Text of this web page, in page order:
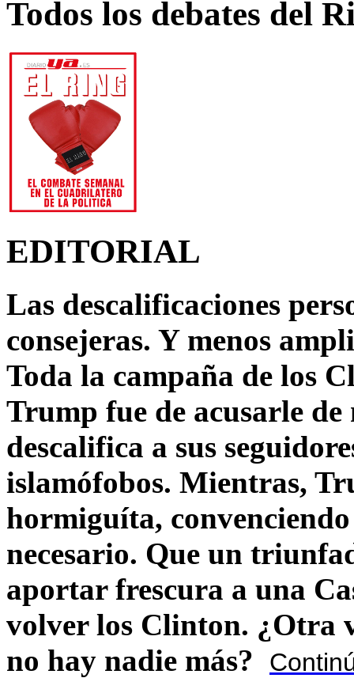
Todos los debates del
EDITORIAL
Las descalificaciones
consejeras. Y menos
Toda la campaña de los
Trump fue de acusarle
descalifica a sus
islamófobos. Mientras,
hormiguíta,
necesario. Que un
aportar frescura a una
volver los Clinton. ¿Otra
no hay nadie más?